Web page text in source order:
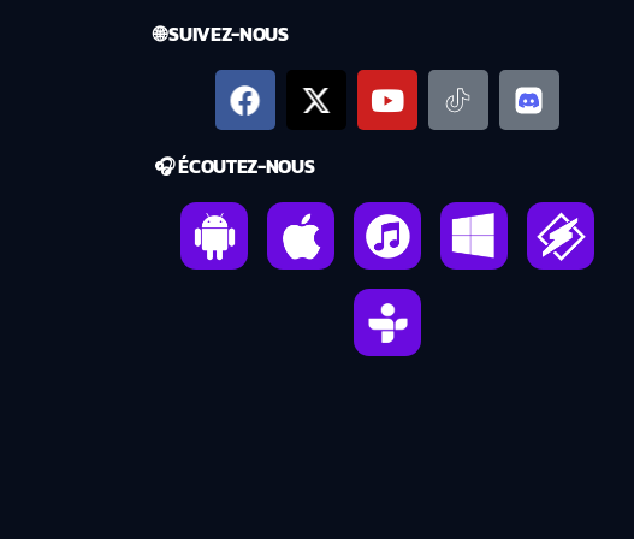
🌐 SUIVEZ-NOUS
🎧 ÉCOUTEZ-NOUS